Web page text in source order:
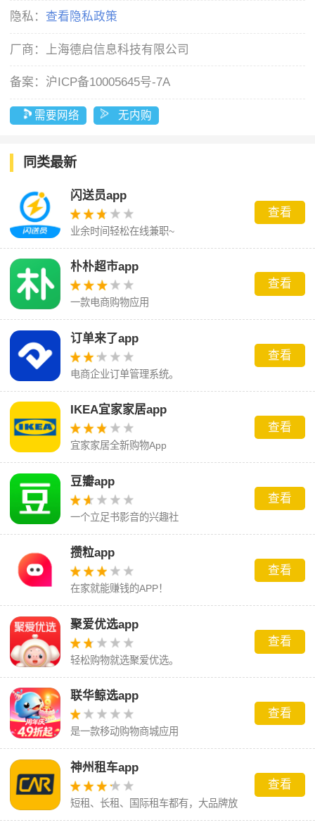
隐私： 查看隐私政策
厂商： 上海德启信息科技有限公司
备案： 沪ICP备10005645号-7A
需要网络 无内购
同类最新
闪送员app
业余时间轻松在线兼职~
查看
朴朴超市app
一款电商购物应用
查看
订单来了app
电商企业订单管理系统。
查看
IKEA宜家家居app
宜家家居全新购物App
查看
豆瓣app
一个立足书影音的兴趣社
查看
攒粒app
在家就能赚钱的APP！
查看
聚爱优选app
轻松购物就选聚爱优选。
查看
联华鲸选app
是一款移动购物商城应用
查看
神州租车app
短租、长租、国际租车都有，大品牌放
心租
查看